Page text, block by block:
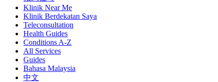
Klinik Near Me
Klinik Berdekatan Saya
Teleconsultation
Health Guides
Conditions A-Z
All Services
Guides
Bahasa Malaysia
中文